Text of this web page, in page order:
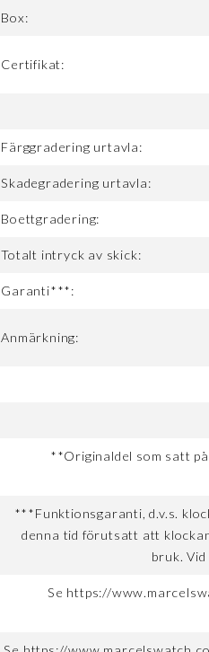
Box:
Certifikat:
Färggradering urtavla:
Skadegradering urtavla:
Boettgradering:
Totalt intryck av skick:
Garanti***:
Anmärkning:
**Originaldel som satt
***Funktionsgaranti, d.v.s.
denna tid förutsatt att
bruk.
Se https://